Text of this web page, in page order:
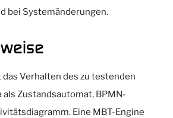
bei Systemänderungen.
Verhalten des zu testenden
als Zustandsautomat, BPMN-
Eine MBT-Engine